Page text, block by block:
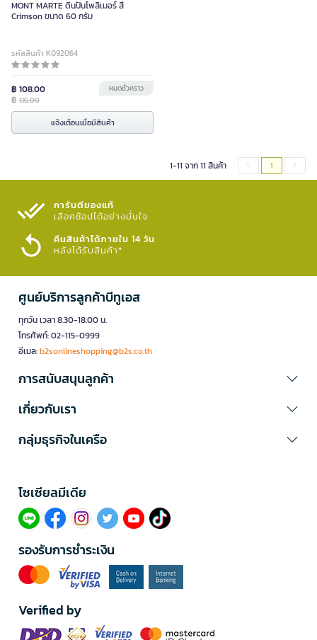
MONT MARTE ดินปั้นโพลิเมอร์ สี
Crimson ขนาด 60 กรัม
รหัสสินค้า K092064
฿ 108.00
฿ 135.00
หมดชั่วคราว
แจ้งเตือนเมื่อมีสินค้า
1-11 จาก 11 สินค้า 1
การันตีของแท้
เลือกช้อปได้อย่างมั่นใจ​
คืนสินค้าได้ภายใน 14 วัน
หลังได้รับสินค้า*
ศูนย์บริการลูกค้าบีทูเอส
ทุกวัน เวลา 8.30-18.00 น.
โทรศัพท์: 02-115-0999
อีเมล:b2sonlineshopping@b2s.co.th
การสนับสนุนลูกค้า
เกี่ยวกับเรา
กลุ่มธุรกิจในเครือ
โซเซียลมีเดีย​
รองรับการชำระเงิน
Verified by